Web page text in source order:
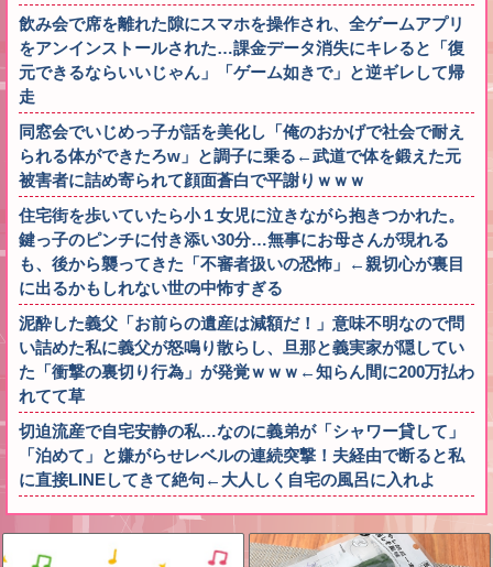
飲み会で席を離れた隙にスマホを操作され、全ゲームアプリ
をアンインストールされた…課金データ消失にキレると「復
元できるならいいじゃん」「ゲーム如きで」と逆ギレして帰
走
同窓会でいじめっ子が話を美化し「俺のおかげで社会で耐え
られる体ができたろw」と調子に乗る←武道で体を鍛えた元
被害者に詰め寄られて顔面蒼白で平謝りｗｗｗ
住宅街を歩いていたら小１女児に泣きながら抱きつかれた。
鍵っ子のピンチに付き添い30分…無事にお母さんが現れる
も、後から襲ってきた「不審者扱いの恐怖」←親切心が裏目
に出るかもしれない世の中怖すぎる
泥酔した義父「お前らの遺産は減額だ！」意味不明なので問
い詰めた私に義父が怒鳴り散らし、旦那と義実家が隠してい
た「衝撃の裏切り行為」が発覚ｗｗｗ←知らん間に200万払わ
れてて草
切迫流産で自宅安静の私…なのに義弟が「シャワー貸して」
「泊めて」と嫌がらせレベルの連続突撃！夫経由で断ると私
に直接LINEしてきて絶句←大人しく自宅の風呂に入れよ